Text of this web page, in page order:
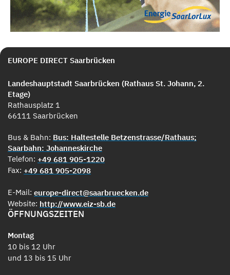
EUROPE DIRECT Saarbrücken
Landeshauptstadt Saarbrücken (Rathaus St. Johann, 2.
Etage)
Rathausplatz 1
66111 Saarbrücken
Bus & Bahn: Bus: Haltestelle Betzenstrasse/Rathaus;
Saarbahn: Johanneskirche
Telefon: +49 681 905-1220
Fax: +49 681 905-2098
E-Mail: europe-direct@saarbruecken.de
Website: http://www.eiz-sb.de
ÖFFNUNGSZEITEN
Montag
10 bis 12 Uhr
und 13 bis 15 Uhr